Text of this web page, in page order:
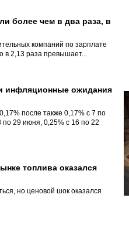
более чем в два раза, в
компаний по зарплате
в 2,13 раза превышает...
инфляционные ожидания
после также 0,17% с 7 по
29 июня, 0,25% с 16 по 22
топлива оказался
но ценовой шок оказался